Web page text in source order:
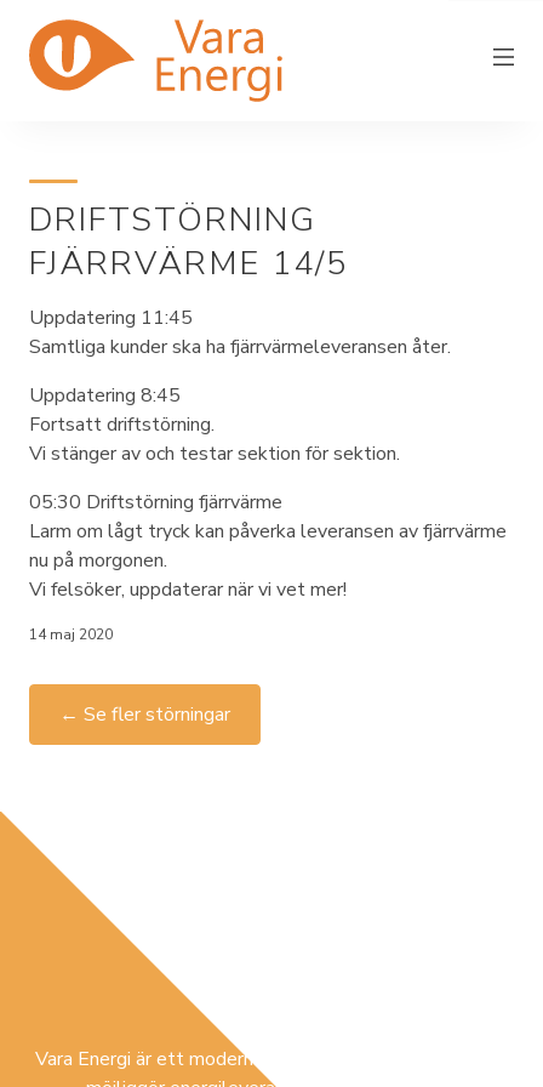
Vara Energi
Elnät
Elhandel
Fjärrvärme
Kundservice
DRIFTSTÖRNING
FJÄRRVÄRME 14/5
Uppdatering 11:45
Samtliga kunder ska ha fjärrvärmeleveransen åter.
Uppdatering 8:45
Fortsatt driftstörning.
Vi stänger av och testar sektion för sektion.
05:30 Driftstörning fjärrvärme
Larm om lågt tryck kan påverka leveransen av fjärrvärme
nu på morgonen.
Vi felsöker, uppdaterar när vi vet mer!
14 maj 2020
← Se fler störningar
Vara Energi är ett modernt lokalt förankrat företag som